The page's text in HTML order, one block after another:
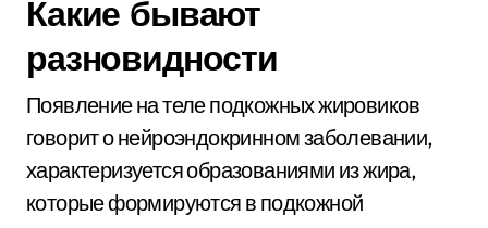
Какие бывают
разновидности
Появление на теле подкожных жировиков
говорит о нейроэндокринном заболевании,
характеризуется образованиями из жира,
которые формируются в подкожной